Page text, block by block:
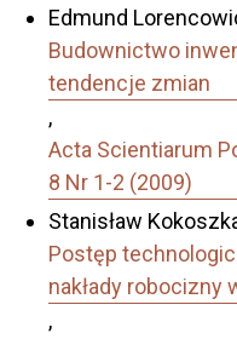
Edmund
Budownictwo
tendencje zmian
,
Acta Scientiarum
8 Nr 1-2 (2009)
Stanisław
Postęp
nakłady
,